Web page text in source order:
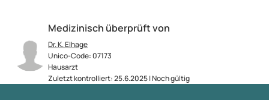
Medizinisch überprüft von
Dr. K. Elhage
Unico-Code: 07173
Hausarzt
Zuletzt kontrolliert: 25.6.2025 | Noch gültig